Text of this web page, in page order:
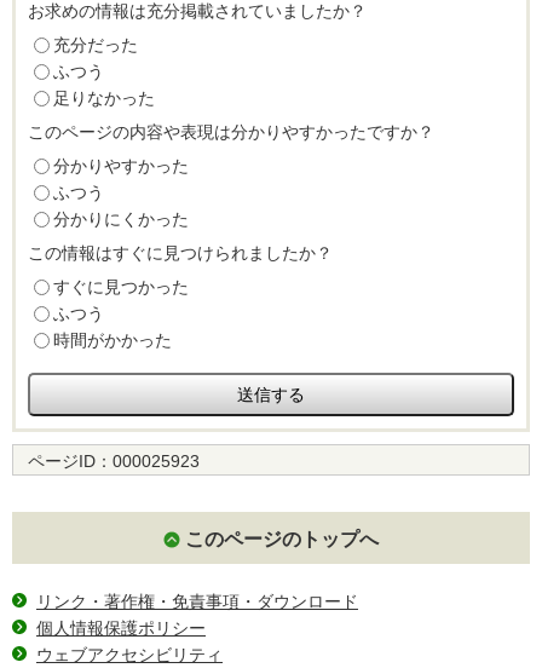
お求めの情報は充分掲載されていましたか？
充分だった
ふつう
足りなかった
このページの内容や表現は分かりやすかったですか？
分かりやすかった
ふつう
分かりにくかった
この情報はすぐに見つけられましたか？
すぐに見つかった
ふつう
時間がかかった
ページID： 000025923
このページのトップへ
リンク・著作権・免責事項・ダウンロード
個人情報保護ポリシー
ウェブアクセシビリティ